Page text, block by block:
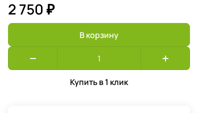
2 750 ₽
В корзину
Купить в 1 клик